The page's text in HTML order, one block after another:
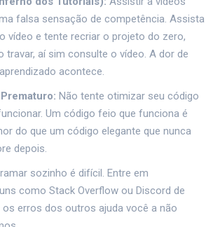
falsa sensação de competência. Assista
vídeo e tente recriar o projeto do zero,
travar, aí sim consulte o vídeo. A dor de
acontece.
Não tente otimizar seu código
Um código feio que funciona é
do que um código elegante que nunca
depois.
sozinho é difícil. Entre em
como Stack Overflow ou Discord de
erros dos outros ajuda você a não